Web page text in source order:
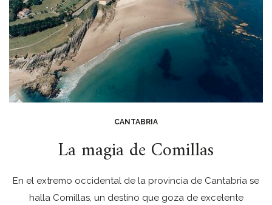
CANTABRIA
La magia de Comillas
En el extremo occidental de la provincia de Cantabria se
halla Comillas, un destino que goza de excelente